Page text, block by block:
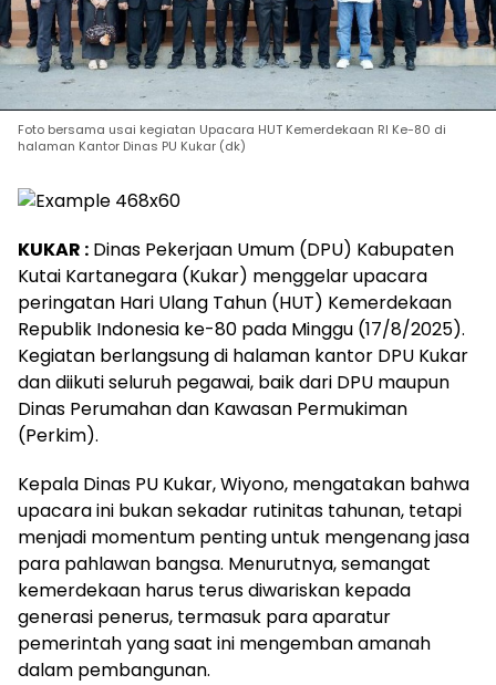
Foto bersama usai kegiatan Upacara HUT Kemerdekaan RI Ke-80 di
halaman Kantor Dinas PU Kukar (dk)
KUKAR : Dinas Pekerjaan Umum (DPU) Kabupaten
Kutai Kartanegara (Kukar) menggelar upacara
peringatan Hari Ulang Tahun (HUT) Kemerdekaan
Republik Indonesia ke-80 pada Minggu (17/8/2025).
Kegiatan berlangsung di halaman kantor DPU Kukar
dan diikuti seluruh pegawai, baik dari DPU maupun
Dinas Perumahan dan Kawasan Permukiman
(Perkim).
Kepala Dinas PU Kukar, Wiyono, mengatakan bahwa
upacara ini bukan sekadar rutinitas tahunan, tetapi
menjadi momentum penting untuk mengenang jasa
para pahlawan bangsa. Menurutnya, semangat
kemerdekaan harus terus diwariskan kepada
generasi penerus, termasuk para aparatur
pemerintah yang saat ini mengemban amanah
dalam pembangunan.